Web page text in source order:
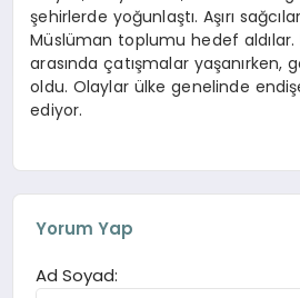
şehirlerde yoğunlaştı. Aşırı
Müslüman toplumu hedef aldılar.
arasında çatışmalar yaşanırken,
oldu. Olaylar ülke genelinde
ediyor.
Yorum Yap
Ad Soyad: